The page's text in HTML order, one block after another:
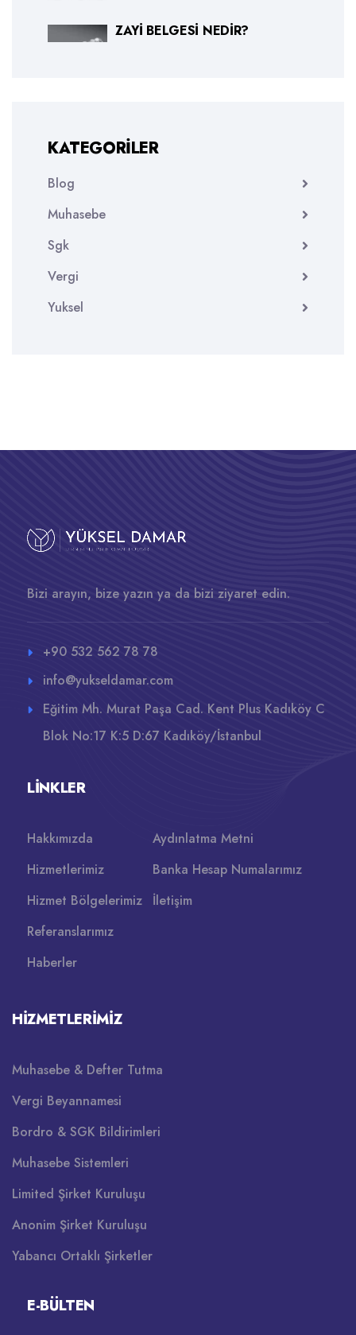
ZAYI BELGESI NEDIR?
KATEGORILER
Blog
Muhasebe
Sgk
Vergi
Yuksel
Bizi arayın, bize yazın ya da bizi ziyaret edin.
+90 532 562 78 78
info@yukseldamar.com
Eğitim Mh. Murat Paşa Cad. Kent Plus Kadıköy C
Blok No:17 K:5 D:67 Kadıköy/İstanbul
LINKLER
Hakkımızda
Hizmetlerimiz
Hizmet Bölgelerimiz
Referanslarımız
Haberler
Aydınlatma Metni
Banka Hesap Numalarımız
İletişim
HIZMETLERIMIZ
Muhasebe & Defter Tutma
Vergi Beyannamesi
Bordro & SGK Bildirimleri
Muhasebe Sistemleri
Limited Şirket Kuruluşu
Anonim Şirket Kuruluşu
Yabancı Ortaklı Şirketler
E-BÜLTEN